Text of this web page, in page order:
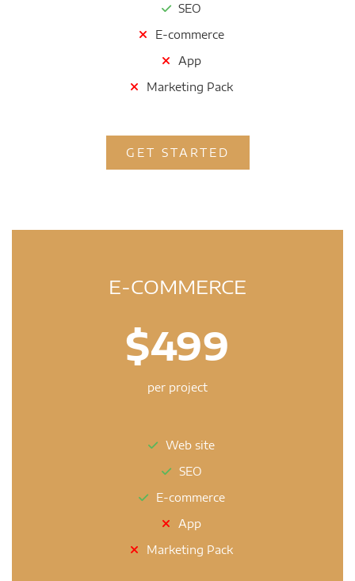
SEO
E-commerce
App
Marketing Pack
GET STARTED
E-COMMERCE
$499
per project
Web site
SEO
E-commerce
App
Marketing Pack